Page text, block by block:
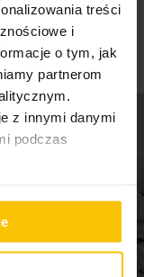
treści
i
o tym, jak
partnerom
z innymi danymi
podczas
07-08-2026